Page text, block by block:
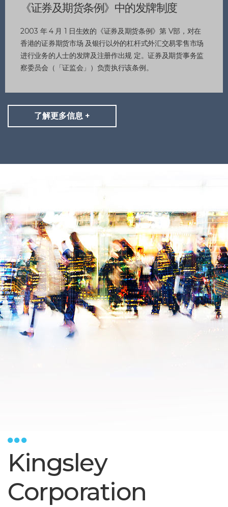
《证券及期货条例》中的发牌制度
2003 年 4 月 1 日生效的《证券及期货条例》第 V部，对在
香港的证券期货市场 及银行以外的杠杆式外汇交易零售市场
进行业务的人士的发牌及注册作出规 定。证券及期货事务监
察委员会（「证监会」）负责执行该条例。
了解更多信息 +
Kingsley
Corporation